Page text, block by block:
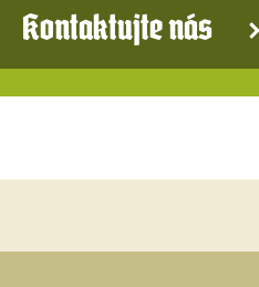
Kontaktujte nás